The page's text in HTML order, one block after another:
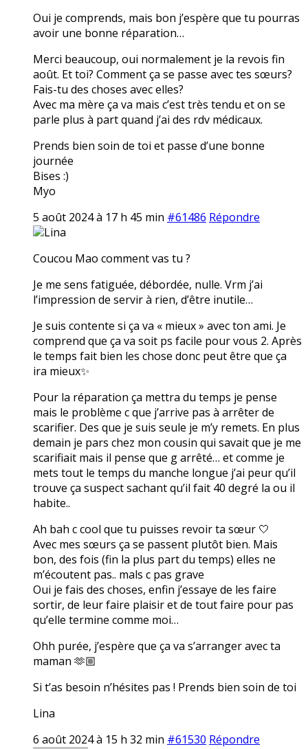
Oui je comprends, mais bon j’espère que tu pourras
avoir une bonne réparation…
Merci beaucoup, oui normalement je la revois fin
août. Et toi? Comment ça se passe avec tes sœurs?
Fais-tu des choses avec elles?
Avec ma mère ça va mais c’est très tendu et on se
parle plus à part quand j’ai des rdv médicaux.
Prends bien soin de toi et passe d’une bonne
journée
Bises :)
Myo
5 août 2024 à 17 h 45 min #61486 Répondre
Lina
Coucou Mao comment vas tu ?
Je me sens fatiguée, débordée, nulle. Vrm j’ai
l’impression de servir à rien, d’être inutile…
Je suis contente si ça va « mieux » avec ton ami. Je
comprend que ça va soit ps facile pour vous 2. Après
le temps fait bien les chose donc peut être que ça
ira mieux✨
Pour la réparation ça mettra du temps je pense
mais le problème c que j’arrive pas à arrêter de
scarifier. Des que je suis seule je m’y remets. En plus
demain je pars chez mon cousin qui savait que je me
scarifiait mais il pense que g arrêté… et comme je
mets tout le temps du manche longue j’ai peur qu’il
trouve ça suspect sachant qu’il fait 40 degré la ou il
habite..
Ah bah c cool que tu puisses revoir ta sœur 🤍
Avec mes sœurs ça se passent plutôt bien. Mais
bon, des fois (fin la plus part du temps) elles ne
m’écoutent pas.. mals c pas grave
Oui je fais des choses, enfin j’essaye de les faire
sortir, de leur faire plaisir et de tout faire pour pas
qu’elle termine comme moi…
Ohh purée, j’espère que ça va s’arranger avec ta
maman 🫶🏼
Si t’as besoin n’hésites pas ! Prends bien soin de toi
Lina
6 août 2024 à 15 h 32 min #61530 Répondre